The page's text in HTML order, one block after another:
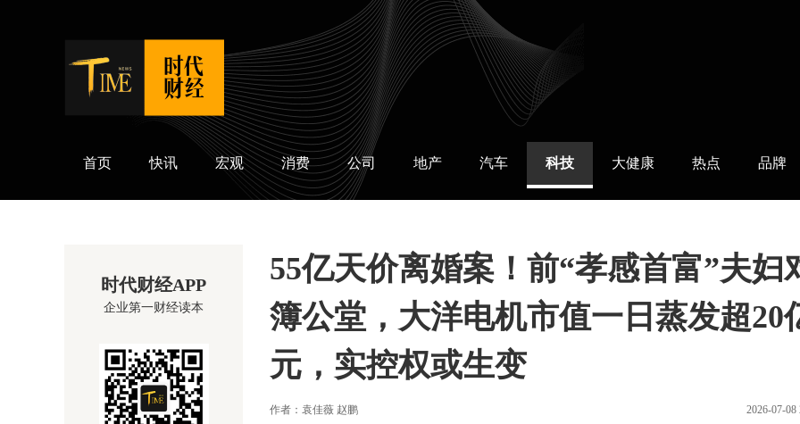
时代财经
首页 快讯 宏观 消费 公司 地产 汽车 科技 大健康 热点 品牌
时代财经APP
企业第一财经读本
55亿天价离婚案！前“孝感首富”夫妇
簿公堂，大洋电机市值一日蒸发超20
元，实控权或生变
作者：袁佳薇 赵鹏 2026-07-08